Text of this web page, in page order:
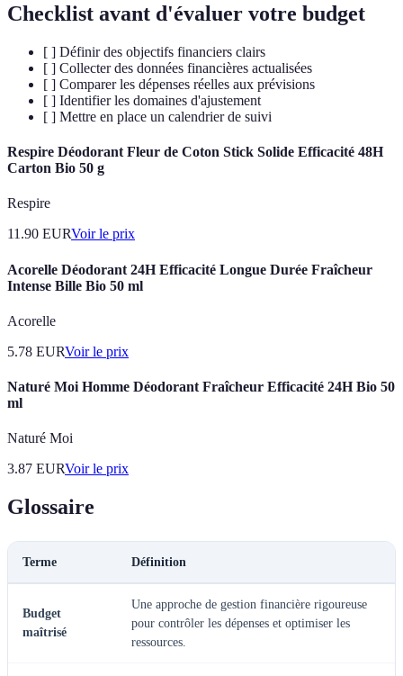
Checklist avant d'évaluer votre budget
[ ] Définir des objectifs financiers clairs
[ ] Collecter des données financières actualisées
[ ] Comparer les dépenses réelles aux prévisions
[ ] Identifier les domaines d'ajustement
[ ] Mettre en place un calendrier de suivi
Respire Déodorant Fleur de Coton Stick Solide Efficacité 48H
Carton Bio 50 g
Respire
11.90 EURVoir le prix
Acorelle Déodorant 24H Efficacité Longue Durée Fraîcheur
Intense Bille Bio 50 ml
Acorelle
5.78 EURVoir le prix
Naturé Moi Homme Déodorant Fraîcheur Efficacité 24H Bio 50
ml
Naturé Moi
3.87 EURVoir le prix
Glossaire
Terme Définition
Budget
maîtrisé
Une approche de gestion financière rigoureuse
pour contrôler les dépenses et optimiser les
ressources.